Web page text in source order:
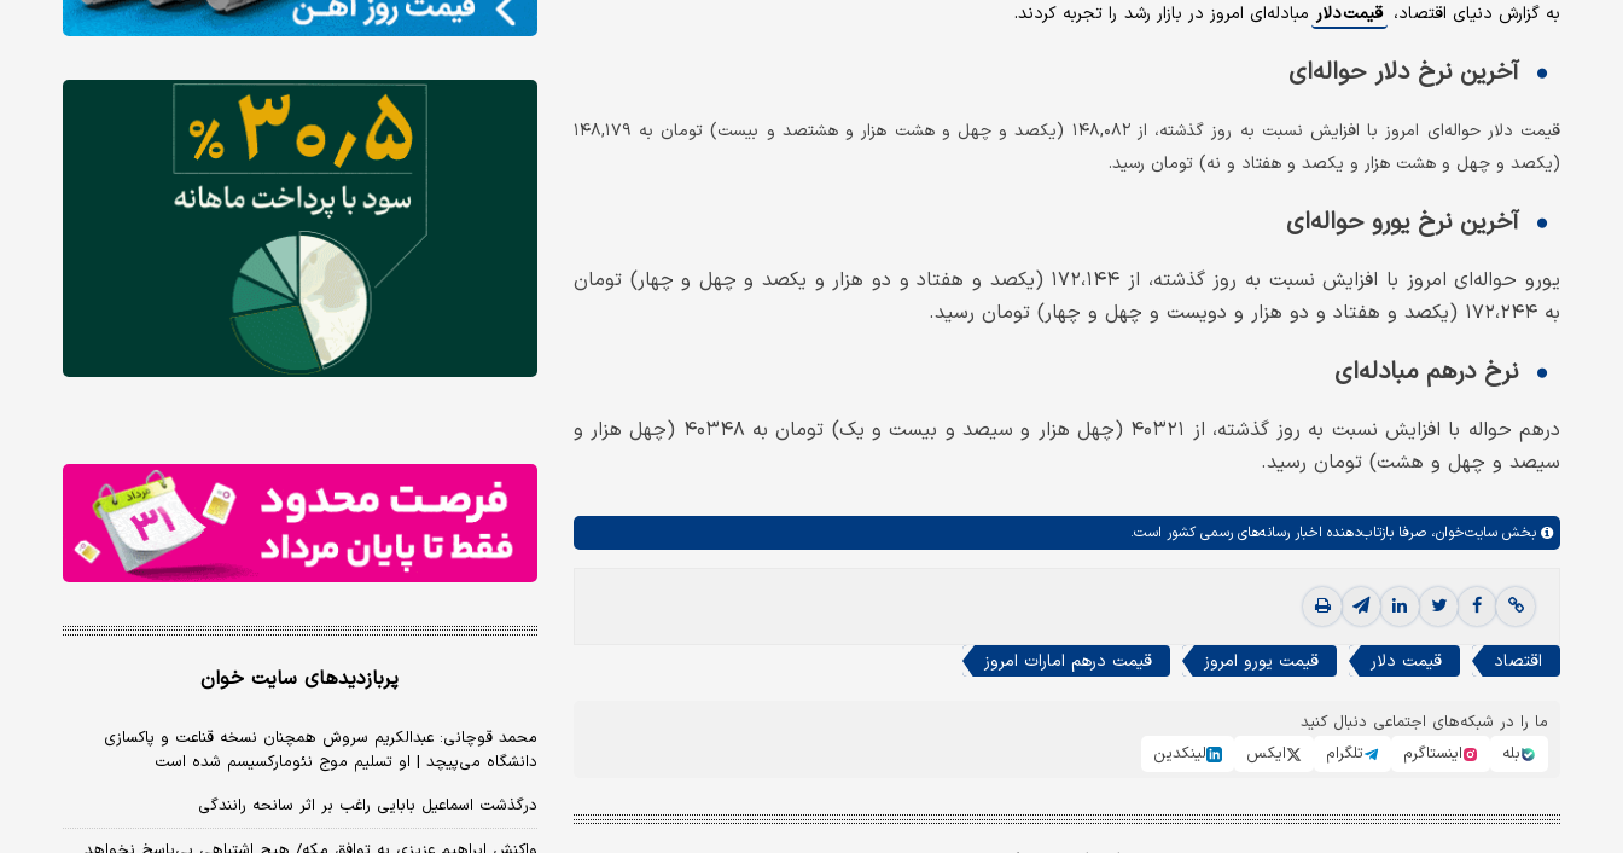
به گزارش دنیای اقتصاد، قیمت دلار مبادله‌ای امروز در بازار رشد را تجربه کردند.
آخرین نرخ دلار حواله‌ای
قیمت دلار حواله‌ای امروز با افزایش نسبت به روز گذشته، از ۱۴۸,۰۸۲ (یکصد و چهل و هشت هزار و هشتصد و بیست) تومان به ۱۴۸,۱۷۹
(یکصد و چهل و هشت هزار و یکصد و هفتاد و نه) تومان رسید.
آخرین نرخ یورو حواله‌ای
یورو حواله‌ای امروز با افزایش نسبت به روز گذشته، از ۱۷۲،۱۴۴ (یکصد و هفتاد و دو هزار و یکصد و چهل و چهار) تومان
به ۱۷۲،۲۴۴ (یکصد و هفتاد و دو هزار و دویست و چهل و چهار) تومان رسید.
نرخ درهم مبادله‌ای
درهم حواله با افزایش نسبت به روز گذشته، از ۴۰۳۲۱ (چهل هزار و سیصد و بیست و یک) تومان به ۴۰۳۴۸ (چهل هزار و
سیصد و چهل و هشت) تومان رسید.
بخش سایت‌خوان، صرفا بازتاب‌دهنده اخبار رسانه‌های رسمی کشور است.
اقتصاد قیمت دلار قیمت یورو امروز قیمت درهم امارات امروز
ما را در شبکه‌های اجتماعی دنبال کنید
بله
اینستاگرم تلگرام ایکس لینکدین
پربازدیدهای سایت خوان
محمد قوچانی: عبدالکریم سروش همچنان نسخه قناعت و پاکسازی
دانشگاه می‌پیچد | او تسلیم موج نئومارکسیسم شده است
درگذشت اسماعیل بابایی راغب بر اثر سانحه رانندگی